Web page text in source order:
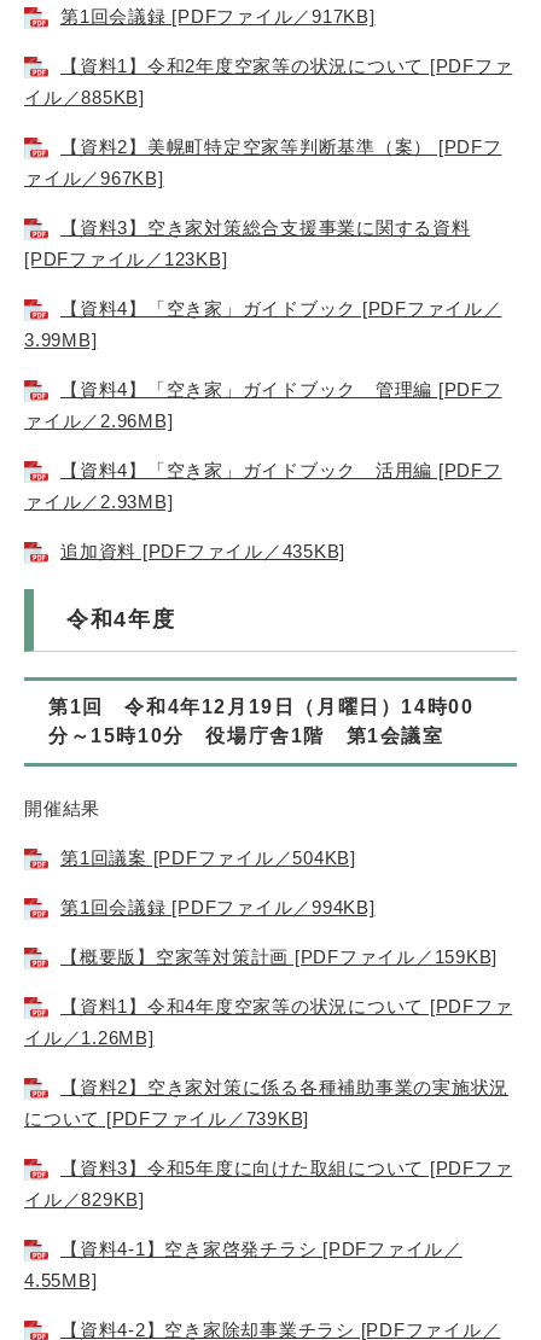
第1回会議録 [PDFファイル／917KB]
【資料1】令和2年度空家等の状況について [PDFファ
イル／885KB]
【資料2】美幌町特定空家等判断基準（案） [PDFフ
ァイル／967KB]
【資料3】空き家対策総合支援事業に関する資料
[PDFファイル／123KB]
【資料4】「空き家」ガイドブック [PDFファイル／
3.99MB]
【資料4】「空き家」ガイドブック 管理編 [PDFフ
ァイル／2.96MB]
【資料4】「空き家」ガイドブック 活用編 [PDFフ
ァイル／2.93MB]
追加資料 [PDFファイル／435KB]
令和4年度
第1回 令和4年12月19日（月曜日）14時00
分～15時10分 役場庁舎1階 第1会議室
開催結果
第1回議案 [PDFファイル／504KB]
第1回会議録 [PDFファイル／994KB]
【概要版】空家等対策計画 [PDFファイル／159KB]
【資料1】令和4年度空家等の状況について [PDFファ
イル／1.26MB]
【資料2】空き家対策に係る各種補助事業の実施状況
について [PDFファイル／739KB]
【資料3】令和5年度に向けた取組について [PDFファ
イル／829KB]
【資料4-1】空き家啓発チラシ [PDFファイル／
4.55MB]
【資料4-2】空き家除却事業チラシ [PDFファイル／